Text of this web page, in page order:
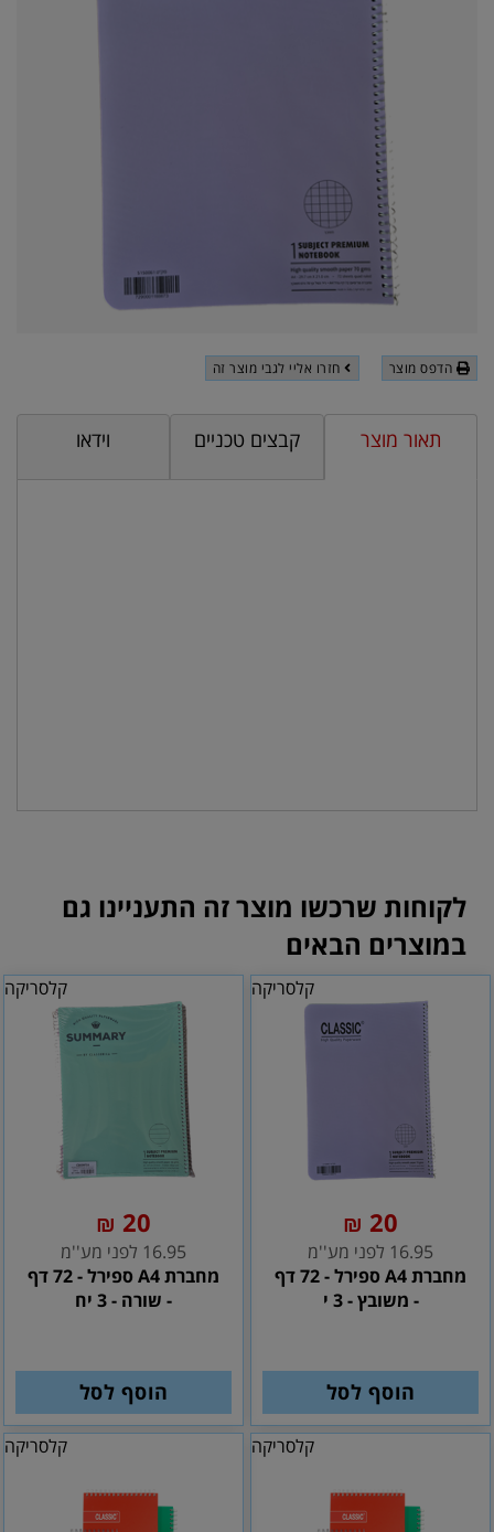
הדפס מוצר חזרו אליי לגבי מוצר זה
תאור מוצר קבצים טכניים וידאו
לקוחות שרכשו מוצר זה התעניינו גם
במוצרים הבאים
קלסריקה
20
₪
16.95 לפני מע''מ
מחברת A4 ספירל - 72 דף
- משובץ - 3 י
הוסף לסל
קלסריקה
20
₪
16.95 לפני מע''מ
מחברת A4 ספירל - 72 דף
- שורה - 3 יח
הוסף לסל
קלסריקה קלסריקה